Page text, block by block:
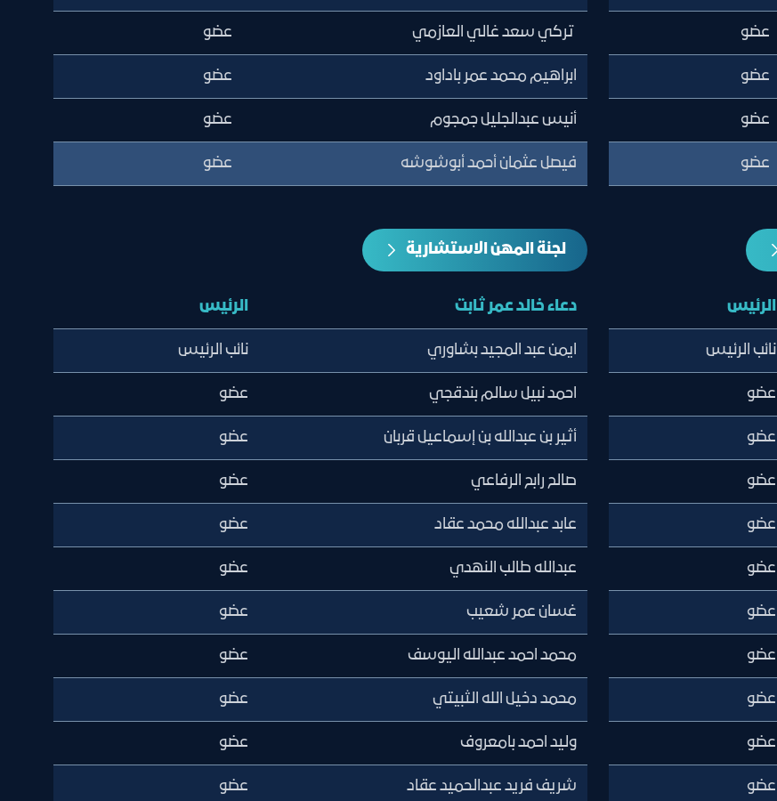
عضو
عضو
عضو
عضو
تركي سعد غالي العازمي عضو
ابراهيم محمد عمر باداود عضو
أنيس عبدالجليل جمجوم عضو
فيصل عثمان أحمد أبوشوشه عضو
لجنة المهن الاستشارية
الرئيس
نائب الرئيس
عضو
عضو
عضو
عضو
عضو
عضو
عضو
عضو
عضو
عضو
دعاء خالد عمر ثابت الرئيس
ايمن عبد المجيد بشاوري نائب الرئيس
احمد نبيل سالم بندقجي عضو
أثير بن عبدالله بن إسماعيل قربان عضو
صالح رابح الرفاعي عضو
عابد عبدالله محمد عقاد عضو
عبدالله طالب النهدي عضو
غسان عمر شعيب عضو
محمد احمد عبدالله اليوسف عضو
محمد دخيل الله الثبيتي عضو
وليد احمد بامعروف عضو
شريف فريد عبدالحميد عقاد عضو